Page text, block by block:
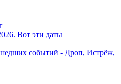
Вот эти даты
событий - Дроп, Истрёж,